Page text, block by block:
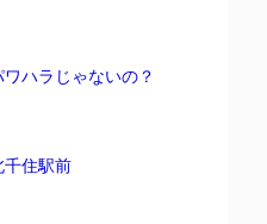
ハラじゃないの？
住駅前